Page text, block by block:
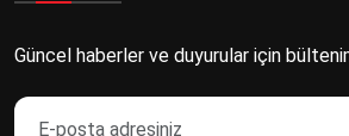
Güncel haberler ve duyurular için